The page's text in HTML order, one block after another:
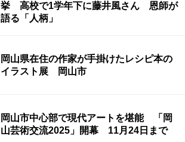
挙 高校で1学年下に藤井風さん 恩師が
語る「人柄」
岡山県在住の作家が手掛けたレシピ本の
イラスト展 岡山市
岡山市中心部で現代アートを堪能 「岡
山芸術交流2025」開幕 11月24日まで